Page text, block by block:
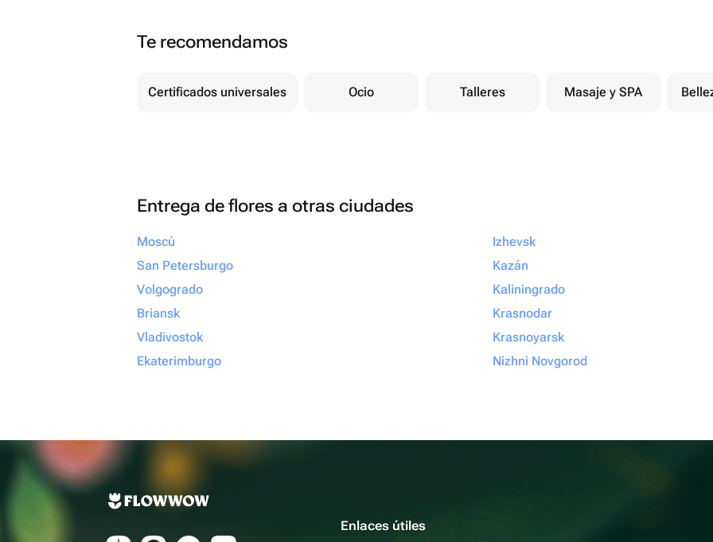
Te recomendamos
Certificados universales Ocio Talleres Masaje y SPA
Entrega de flores a otras ciudades
Moscú
San Petersburgo
Volgogrado
Briansk
Vladivostok
Ekaterimburgo
Izhevsk
Kazán
Kaliningrado
Krasnodar
Krasnoyarsk
Nizhni Novgorod
Enlaces útiles